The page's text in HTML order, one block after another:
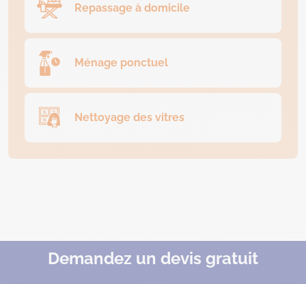
Repassage à domicile
Ménage ponctuel
Nettoyage des vitres
Demandez un devis gratuit